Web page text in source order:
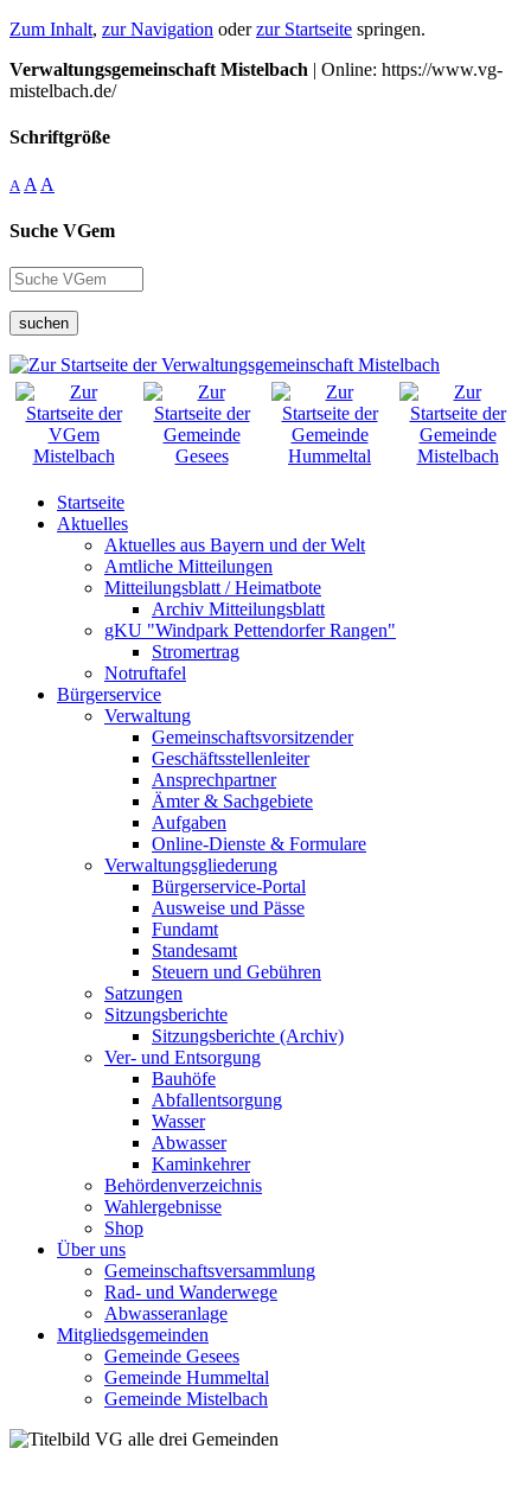
Zum Inhalt, zur Navigation oderzur Startseite springen.
Verwaltungsgemeinschaft Mistelbach | Online: https://www.vg-
mistelbach.de/
Schriftgröße
A A A
Suche VGem
suchen
Startseite
Aktuelles
Aktuelles aus Bayern und der Welt
Amtliche Mitteilungen
Mitteilungsblatt / Heimatbote
Archiv Mitteilungsblatt
gKU "Windpark Pettendorfer Rangen"
Stromertrag
Notruftafel
Bürgerservice
Verwaltung
Gemeinschaftsvorsitzender
Geschäftsstellenleiter
Ansprechpartner
Ämter & Sachgebiete
Aufgaben
Online-Dienste & Formulare
Verwaltungsgliederung
Bürgerservice-Portal
Ausweise und Pässe
Fundamt
Standesamt
Steuern und Gebühren
Satzungen
Sitzungsberichte
Sitzungsberichte (Archiv)
Ver- und Entsorgung
Bauhöfe
Abfallentsorgung
Wasser
Abwasser
Kaminkehrer
Behördenverzeichnis
Wahlergebnisse
Shop
Über uns
Gemeinschaftsversammlung
Rad- und Wanderwege
Abwasseranlage
Mitgliedsgemeinden
Gemeinde Gesees
Gemeinde Hummeltal
Gemeinde Mistelbach